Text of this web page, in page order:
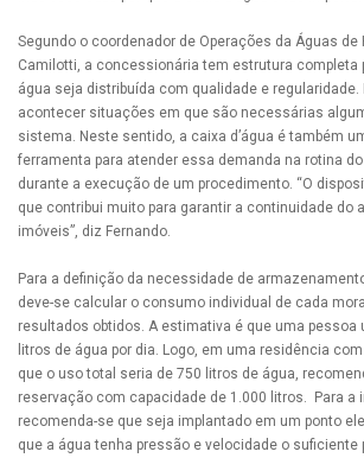
Segundo o coordenador de Operações da Águas de
Camilotti, a concessionária tem estrutura completa
água seja distribuída com qualidade e regularidade.
acontecer situações em que são necessárias
sistema. Neste sentido, a caixa d’água é também
ferramenta para atender essa demanda na rotina do
durante a execução de um procedimento. “O
que contribui muito para garantir a continuidade do
imóveis”, diz Fernando.
Para a definição da necessidade de
deve-se calcular o consumo individual de cada
resultados obtidos. A estimativa é que uma pessoa
litros de água por dia. Logo, em uma residência
que o uso total seria de 750 litros de água,
reservação com capacidade de 1.000 litros. Para a
recomenda-se que seja implantado em um ponto
que a água tenha pressão e velocidade o suficiente